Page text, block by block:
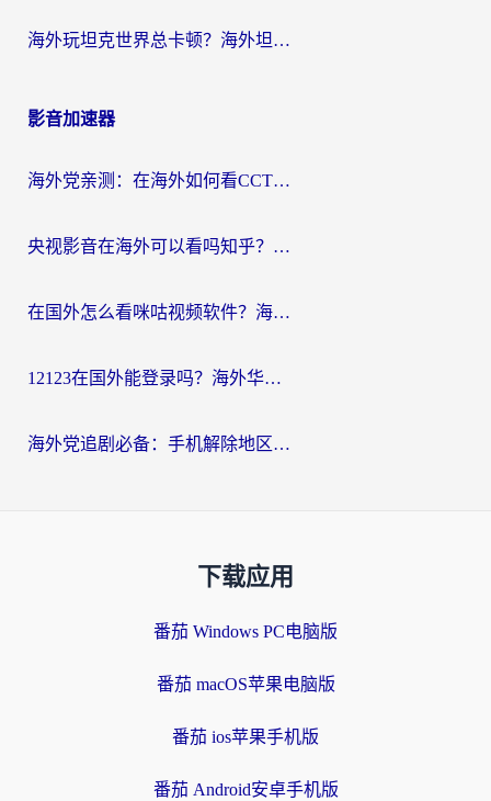
海外玩坦克世界总卡顿？海外坦克世界加速器有哪些？实测好用的选择在这里
影音加速器
海外党亲测：在海外如何看CCTV？告别“仅限大陆播放”的实用指南
央视影音在海外可以看吗知乎？留学生亲测：3步解决地域限制+追剧自由
在国外怎么看咪咕视频软件？海外党亲测有效的回国加速方案
12123在国外能登录吗？海外华人必看的回国加速实用指南
海外党追剧必备：手机解除地区限制app怎么选？解决央视视频&国内剧地区限制全指南
下载应用
番茄 Windows PC电脑版
番茄 macOS苹果电脑版
番茄 ios苹果手机版
番茄 Android安卓手机版